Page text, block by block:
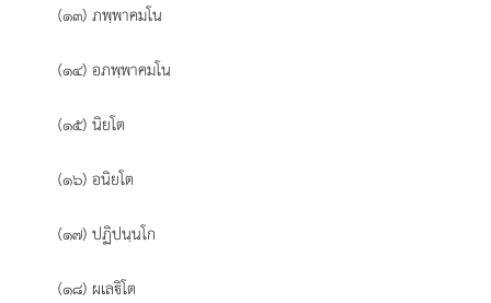
(๑๓) ภพฺพาคมโน
(๑๔) อภพฺพาคมโน
(๑๕) นิยโต
(๑๖) อนิยโต
(๑๗) ปฏิปนฺนโก
(๑๘) ผเลิโต